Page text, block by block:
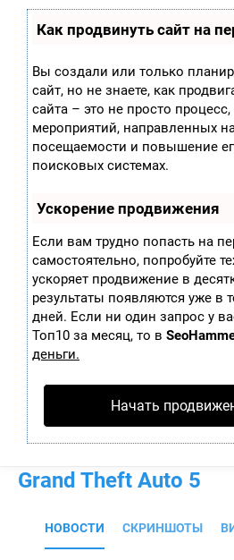
Как продвинуть сайт на
Вы создали или только
сайт, но не знаете, как
сайта – это не просто
мероприятий, направленных
посещаемости и повышение
поисковых системах.
Ускорение продвижения
Если вам трудно попасть на
самостоятельно, попробуйте
ускоряет продвижение в
результаты появляются уже в
дней. Если ни один запрос у
Топ10 за месяц, то в
деньги.
Начать
играх
Grand Theft Auto 5
НОВОСТИ СКРИНШОТЫ